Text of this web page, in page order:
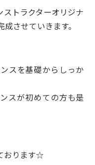
トラクターオリジナ
させていきます。
スを基礎からしっか
スが初めての方も是
おります☆